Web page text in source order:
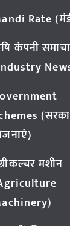
Rate
कंपनी
मशीन